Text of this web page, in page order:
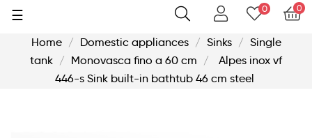
0
0
Toggle
☰
Home Domestic appliances Sinks
Single
tank
Monovasca fino a 60 cm
Alpes inox vf
446-s Sink built-in bathtub 46 cm steel